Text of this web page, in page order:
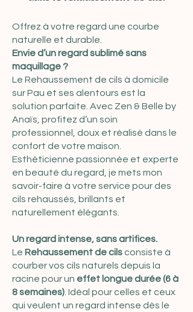
Offrez à votre regard une courbe
naturelle et durable.
Envie d’un regard sublimé sans
maquillage ?
Le Rehaussement de cils à domicile
sur Pau et ses alentours est la
solution parfaite. Avec Zen & Belle by
Anaïs, profitez d’un soin
professionnel, doux et réalisé dans le
confort de votre maison.
Esthéticienne passionnée et experte
en beauté du regard, je mets mon
savoir-faire à votre service pour des
cils rehaussés, brillants et
naturellement élégants.
Un regard intense, sans artifices.
Le Rehaussement de cilsconsiste à
courber vos cils naturels depuis la
racine pour un effet longue durée (6 à
8 semaines) . Idéal pour celles et ceux
qui veulent un regard intense dès le